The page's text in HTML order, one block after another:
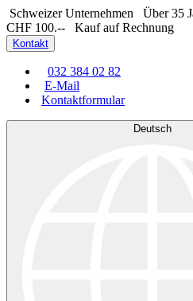
Schweizer Unternehmen Über 35
CHF 100.--
Kauf auf Rechnung
Kontakt
032 384 02 82
E-Mail
Kontaktformular
Deutsch